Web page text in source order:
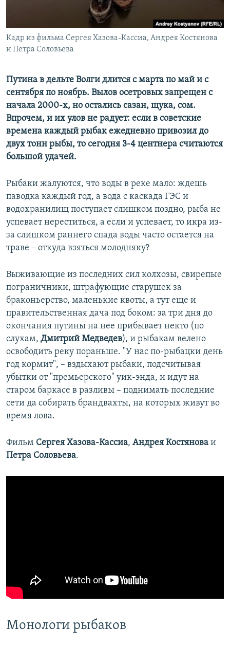
УКРАИНСКАЯ ПРОБЛЕМА КРЫМА
Кадр из фильма Сергея Хазова-Кассиа, Андрея Костянова
и Петра Соловьева
Путина в дельте Волги длится с марта по май и с
сентября по ноябрь. Вылов осетровых запрещен с
начала 2000-х, но остались сазан, щука, сом.
Впрочем, и их улов не радует: если в советские
времена каждый рыбак ежедневно привозил до
двух тонн рыбы, то сегодня 3-4 центнера считаются
большой удачей.
Рыбаки жалуются, что воды в реке мало: ждешь
паводка каждый год, а вода с каскада ГЭС и
водохранилищ поступает слишком поздно, рыба не
успевает нереститься, а если и успевает, то икра из-
за слишком раннего спада воды часто остается на
траве – откуда взяться молодняку?
Выживающие из последних сил колхозы, свирепые
пограничники, штрафующие старушек за
браконьерство, маленькие квоты, а тут еще и
правительственная дача под боком: за три дня до
окончания путины на нее прибывает некто (по
слухам, Дмитрий Медведев), и рыбакам велено
освободить реку пораньше. "У нас по-рыбацки день
год кормит", – вздыхают рыбаки, подсчитывая
убытки от "премьерского" уик-энда, и идут на
старом баркасе в разливы – поднимать последние
сети да собирать брандвахты, на которых живут во
время лова.
Фильм Сергея Хазова-Кассиа, Андрея Костянова и
Петра Соловьева.
Монологи рыбаков